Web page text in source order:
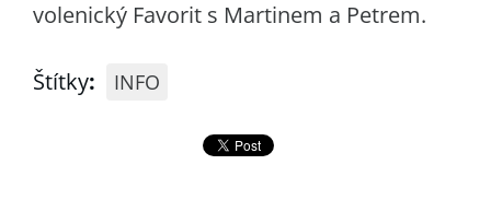
volenický Favorit s Martinem a Petrem.
Štítky: INFO